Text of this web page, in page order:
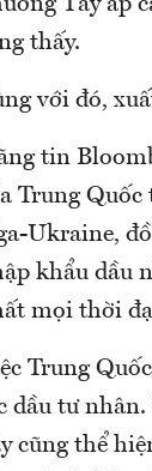
Tây áp
thấy.
với đó,
tin
Trung
Ukraine,
khẩu dầu
mọi thời
Trung
dầu tư nhân.
cũng thể